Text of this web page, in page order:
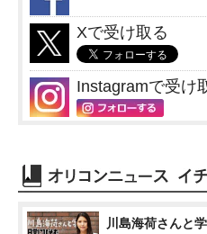
Xで受け取る
Instagramで受け
川島海荷さんと